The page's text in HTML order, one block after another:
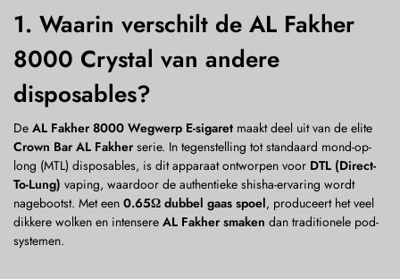
1. Waarin verschilt de AL Fakher
8000 Crystal van andere
disposables?
De AL Fakher 8000 Wegwerp E-sigaret maakt deel uit van de elite
Crown Bar AL Fakher serie. In tegenstelling tot standaard mond-op-
long (MTL) disposables, is dit apparaat ontworpen voor DTL (Direct-
To-Lung) vaping, waardoor de authentieke shisha-ervaring wordt
nagebootst. Met een 0.65Ω dubbel gaas spoel, produceert het veel
dikkere wolken en intensere AL Fakher smaken dan traditionele pod-
systemen.